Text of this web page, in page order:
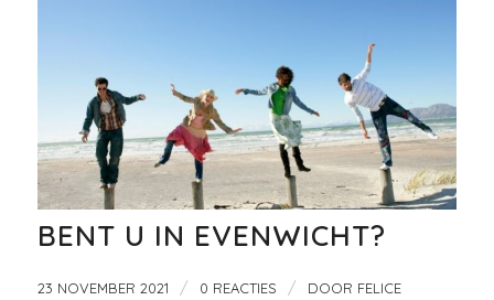
BENT U IN EVENWICHT?
23 NOVEMBER 2021 / 0 REACTIES / DOOR FELICE